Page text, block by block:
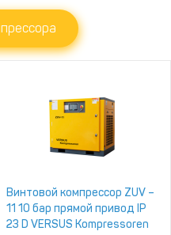
Винтовой компрессор ZUV –
11 10 бар прямой привод IP
23 D VERSUS Kompressoren